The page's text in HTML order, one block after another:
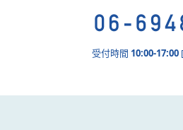
受付時間 10:00-17:00